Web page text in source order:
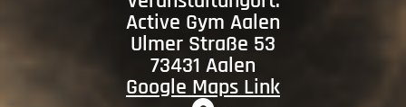
Active Gym Aalen
Ulmer Straße 53
73431 Aalen
Google Maps Link